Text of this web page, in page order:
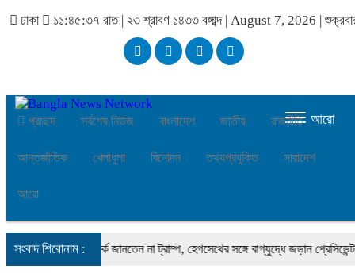
ঢাকা ১১:৪৫:৩৭ রাত| ২৩ শ্রাবণ ১৪৩৩ বঙ্গাব্দ | August 7, 2026 |
প্রচ্ছদ সর্বশেষ নিউজ বাংলাদেশ জাতীয় রাজনীতি
আন্তর্জাতিক খেলাধুলা বিনোদন তথ্যপ্রযুক্তি সারাদেশ
আরো
আরো
সংবাদ শিরোনাম :
অস্ত্র-সংকট সম্পর্কে জানতেন না ট্রাম্প, হেগসেথের সঙ্গে বাগ্‌যুদ্ধে জড়ান প্রেসিডেন্ট